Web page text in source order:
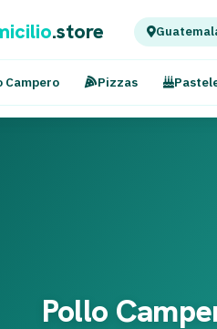
.store
Campero Pizzas
Pollo